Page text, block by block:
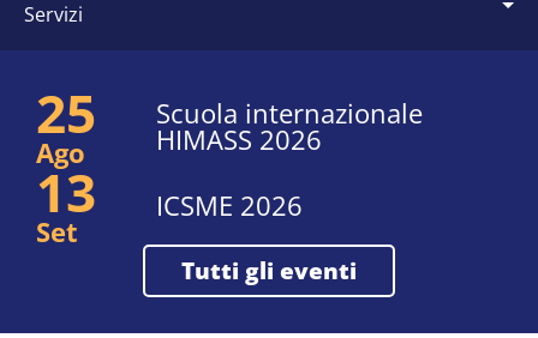
servizi
25
Ago
Scuola internazionale
HIMASS 2026
13
Set
ICSME 2026
tutti gli eventi